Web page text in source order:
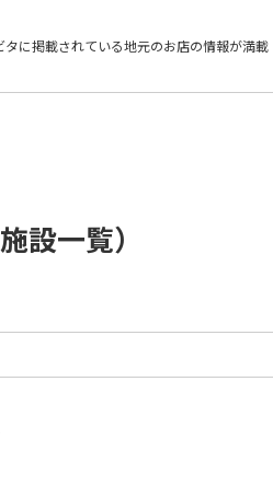
タに掲載されている地元のお店の情報が満載
設一覧）